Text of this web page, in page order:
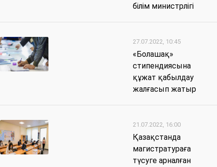
білім министрлігі
27.07.2022, 10:45
«Болашақ»
стипендиясына
құжат қабылдау
жалғасып жатыр
21.07.2022, 16:00
Қазақстанда
магистратураға
түсуге арналған